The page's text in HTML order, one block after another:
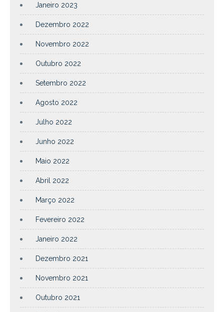
Janeiro 2023
Dezembro 2022
Novembro 2022
Outubro 2022
Setembro 2022
Agosto 2022
Julho 2022
Junho 2022
Maio 2022
Abril 2022
Março 2022
Fevereiro 2022
Janeiro 2022
Dezembro 2021
Novembro 2021
Outubro 2021